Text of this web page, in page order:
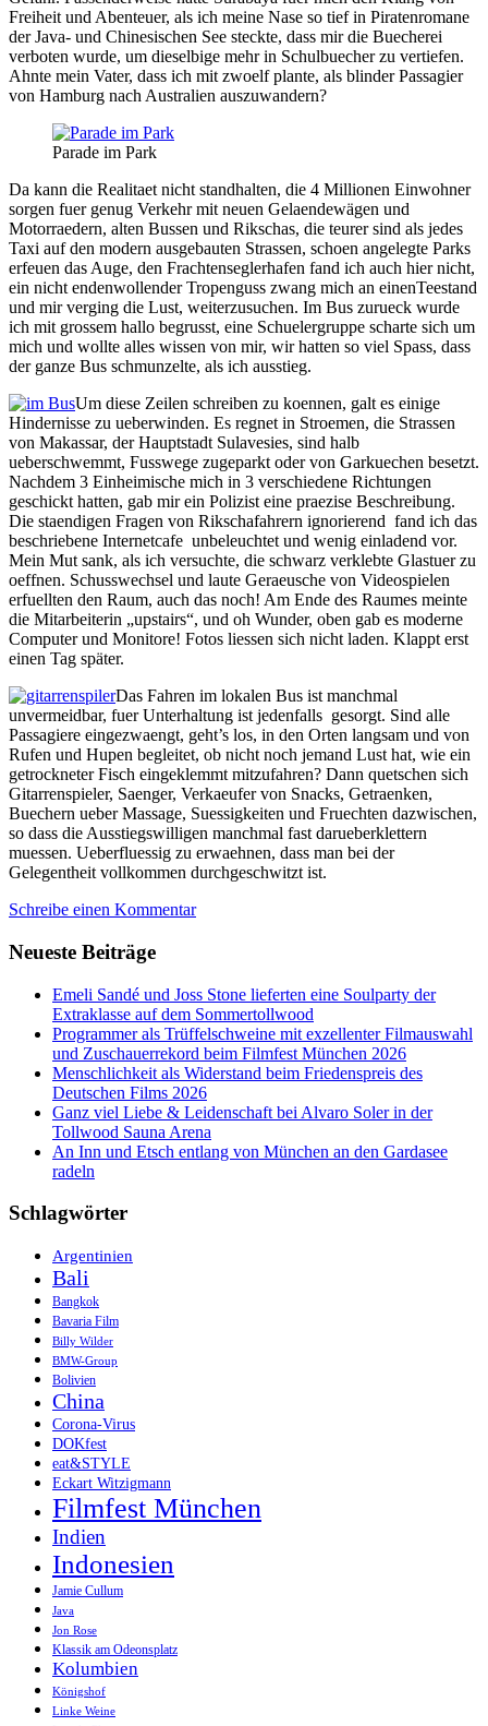
Freiheit und Abenteuer, als ich meine Nase so tief in Piratenromane
der Java- und Chinesischen See steckte, dass mir die Buecherei
verboten wurde, um dieselbige mehr in Schulbuecher zu vertiefen.
Ahnte mein Vater, dass ich mit zwoelf plante, als blinder Passagier
von Hamburg nach Australien auszuwandern?
Parade im Park
Da kann die Realitaet nicht standhalten, die 4 Millionen Einwohner
sorgen fuer genug Verkehr mit neuen Gelaendewägen und
Motorraedern, alten Bussen und Rikschas, die teurer sind als jedes
Taxi auf den modern ausgebauten Strassen, schoen angelegte Parks
erfeuen das Auge, den Frachtenseglerhafen fand ich auch hier nicht,
ein nicht endenwollender Tropenguss zwang mich an einenTeestand
und mir verging die Lust, weiterzusuchen. Im Bus zurueck wurde
ich mit grossem hallo begrusst, eine Schuelergruppe scharte sich um
mich und wollte alles wissen von mir, wir hatten so viel Spass, dass
der ganze Bus schmunzelte, als ich ausstieg.
Um diese Zeilen schreiben zu koennen, galt es einige
Hindernisse zu ueberwinden. Es regnet in Stroemen, die Strassen
von Makassar, der Hauptstadt Sulavesies, sind halb
ueberschwemmt, Fusswege zugeparkt oder von Garkuechen besetzt.
Nachdem 3 Einheimische mich in 3 verschiedene Richtungen
geschickt hatten, gab mir ein Polizist eine praezise Beschreibung.
Die staendigen Fragen von Rikschafahrern ignorierend fand ich das
beschriebene Internetcafe unbeleuchtet und wenig einladend vor.
Mein Mut sank, als ich versuchte, die schwarz verklebte Glastuer zu
oeffnen. Schusswechsel und laute Geraeusche von Videospielen
erfuellten den Raum, auch das noch! Am Ende des Raumes meinte
die Mitarbeiterin „upstairs“, und oh Wunder, oben gab es moderne
Computer und Monitore! Fotos liessen sich nicht laden. Klappt erst
einen Tag später.
Das Fahren im lokalen Bus ist manchmal
unvermeidbar, fuer Unterhaltung ist jedenfalls gesorgt. Sind alle
Passagiere eingezwaengt, geht’s los, in den Orten langsam und von
Rufen und Hupen begleitet, ob nicht noch jemand Lust hat, wie ein
getrockneter Fisch eingeklemmt mitzufahren? Dann quetschen sich
Gitarrenspieler, Saenger, Verkaeufer von Snacks, Getraenken,
Buechern ueber Massage, Suessigkeiten und Fruechten dazwischen,
so dass die Ausstiegswilligen manchmal fast darueberklettern
muessen. Ueberfluessig zu erwaehnen, dass man bei der
Gelegentheit vollkommen durchgeschwitzt ist.
Schreibe einen Kommentar
Neueste Beiträge
Emeli Sandé und Joss Stone lieferten eine Soulparty der
Extraklasse auf dem Sommertollwood
Programmer als Trüffelschweine mit exzellenter Filmauswahl
und Zuschauerrekord beim Filmfest München 2026
Menschlichkeit als Widerstand beim Friedenspreis des
Deutschen Films 2026
Ganz viel Liebe & Leidenschaft bei Alvaro Soler in der
Tollwood Sauna Arena
An Inn und Etsch entlang von München an den Gardasee
radeln
Schlagwörter
Argentinien
Bali
Bangkok
Bavaria Film
Billy Wilder
BMW-Group
Bolivien
China
Corona-Virus
DOKfest
eat&STYLE
Eckart Witzigmann
Filmfest München
Indien
Indonesien
Jamie Cullum
Java
Jon Rose
Klassik am Odeonsplatz
Kolumbien
Königshof
Linke Weine